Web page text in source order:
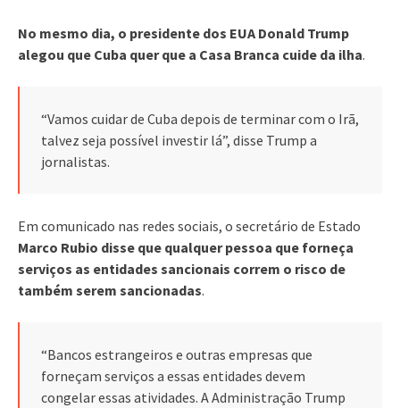
No mesmo dia, o presidente dos EUA Donald Trump
alegou que Cuba quer que a Casa Branca cuide da ilha.
“Vamos cuidar de Cuba depois de terminar com o Irã,
talvez seja possível investir lá”, disse Trump a
jornalistas.
Em comunicado nas redes sociais, o secretário de Estado
Marco Rubio disse que qualquer pessoa que forneça
serviços as entidades sancionais correm o risco de
também serem sancionadas.
“Bancos estrangeiros e outras empresas que
forneçam serviços a essas entidades devem
congelar essas atividades. A Administração Trump